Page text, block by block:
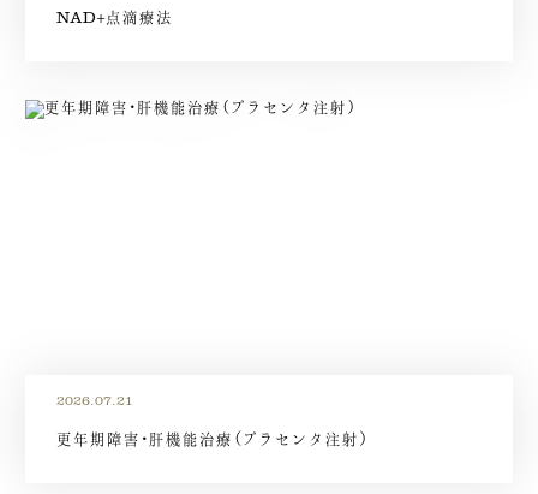
NAD+点滴療法
2026.07.21
更年期障害・肝機能治療（プラセンタ注射）